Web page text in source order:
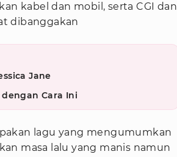
kabel dan mobil, serta CGI dan
dibanggakan
Jane
Cara Ini
lagu yang mengumumkan
masa lalu yang manis namun